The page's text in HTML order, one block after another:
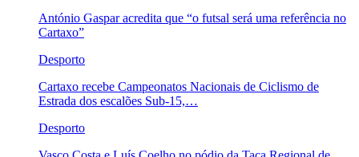
António Gaspar acredita que “o futsal será uma referência no
Cartaxo”
Desporto
Cartaxo recebe Campeonatos Nacionais de Ciclismo de
Estrada dos escalões Sub-15,…
Desporto